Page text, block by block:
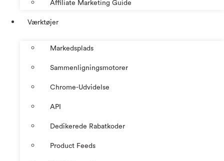
Affiliate Marketing Guide
Værktøjer
Markedsplads
Sammenligningsmotorer
Chrome-Udvidelse
API
Dedikerede Rabatkoder
Product Feeds